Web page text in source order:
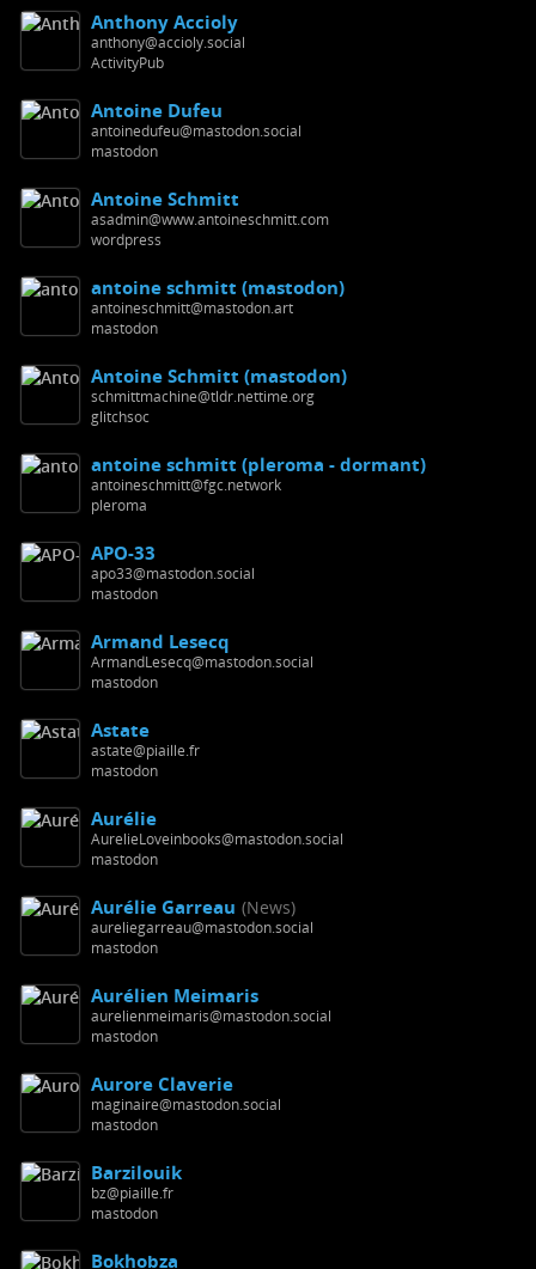
Anthony Accioly
anthony@accioly.social
ActivityPub
Antoine Dufeu
antoinedufeu@mastodon.social
mastodon
Antoine Schmitt
asadmin@www.antoineschmitt.com
wordpress
antoine schmitt (mastodon)
antoineschmitt@mastodon.art
mastodon
Antoine Schmitt (mastodon)
schmittmachine@tldr.nettime.org
glitchsoc
antoine schmitt (pleroma - dormant)
antoineschmitt@fgc.network
pleroma
APO-33
apo33@mastodon.social
mastodon
Armand Lesecq
ArmandLesecq@mastodon.social
mastodon
Astate
astate@piaille.fr
mastodon
Aurélie
AurelieLoveinbooks@mastodon.social
mastodon
Aurélie Garreau (News)
aureliegarreau@mastodon.social
mastodon
Aurélien Meimaris
aurelienmeimaris@mastodon.social
mastodon
Aurore Claverie
maginaire@mastodon.social
mastodon
Barzilouik
bz@piaille.fr
mastodon
Bokhobza